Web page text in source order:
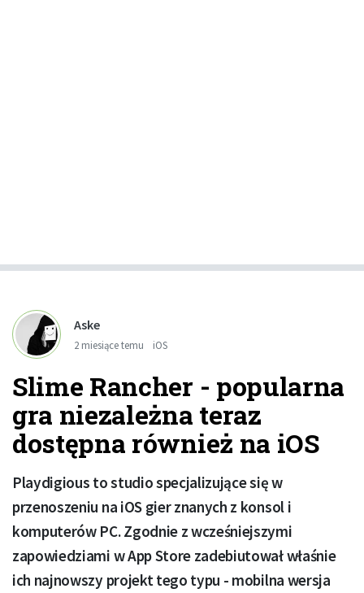
Aske
2 miesiące temu iOS
Slime Rancher - popularna
gra niezależna teraz
dostępna również na iOS
Playdigious to studio specjalizujące się w
przenoszeniu na iOS gier znanych z konsol i
komputerów PC. Zgodnie z wcześniejszymi
zapowiedziami w App Store zadebiutował właśnie
ich najnowszy projekt tego typu - mobilna wersja